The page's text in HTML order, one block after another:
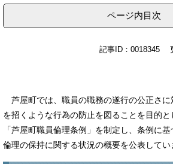
ページ内目次
記事ID：0018345
芦屋町では、職員の職務の遂行の公正さに
を招くような行為の防止を図ることを目的
「芦屋町職員倫理条例」を制定し、条例に
倫理の保持に関する状況の概要を公表してい